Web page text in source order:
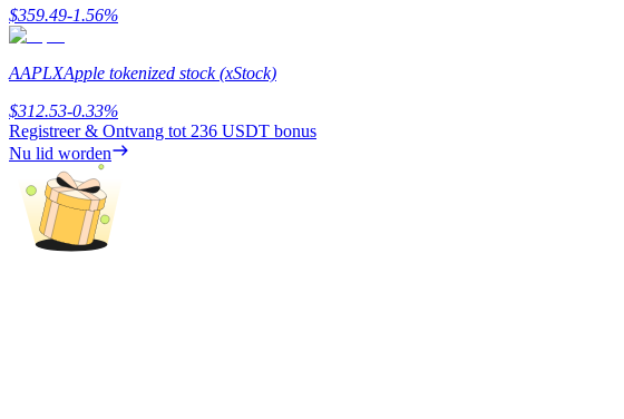
Macht varkentje
Verdien dagelijks competitieve beloningen
$359.49-1.56%
AAPLXApple tokenized stock (xStock)
$312.53-0.33%
Registreer & Ontvang tot 236 USDT bonus
Nu lid worden